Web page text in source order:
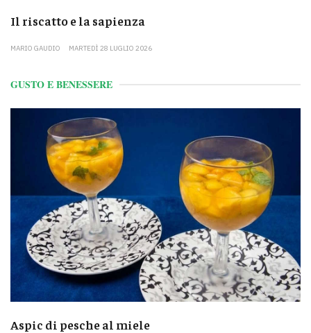
Il riscatto e la sapienza
MARIO GAUDIO MARTEDÌ 28 LUGLIO 2026
GUSTO E BENESSERE
Aspic di pesche al miele